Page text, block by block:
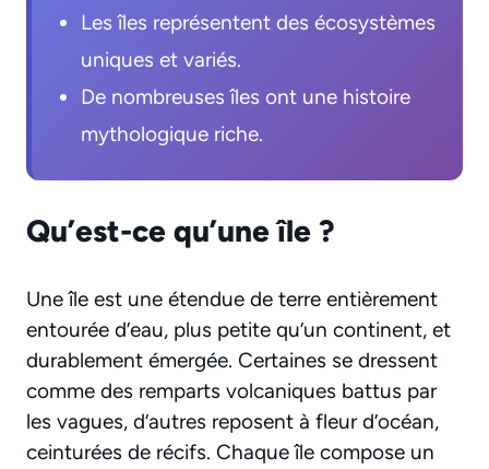
Les îles représentent des écosystèmes
uniques et variés.
De nombreuses îles ont une histoire
mythologique riche.
Qu’est-ce qu’une île ?
Une île est une étendue de terre entièrement
entourée d’eau, plus petite qu’un continent, et
durablement émergée. Certaines se dressent
comme des remparts volcaniques battus par
les vagues, d’autres reposent à fleur d’océan,
ceinturées de récifs. Chaque île compose un